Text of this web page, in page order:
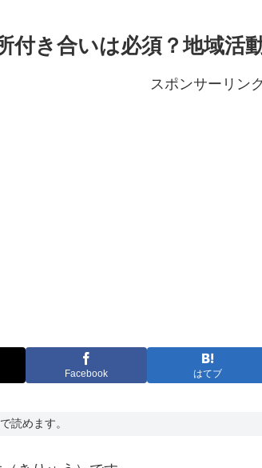
付き合いは必須？地域活
スポンサーリンク
Facebook はてブ
読めます。